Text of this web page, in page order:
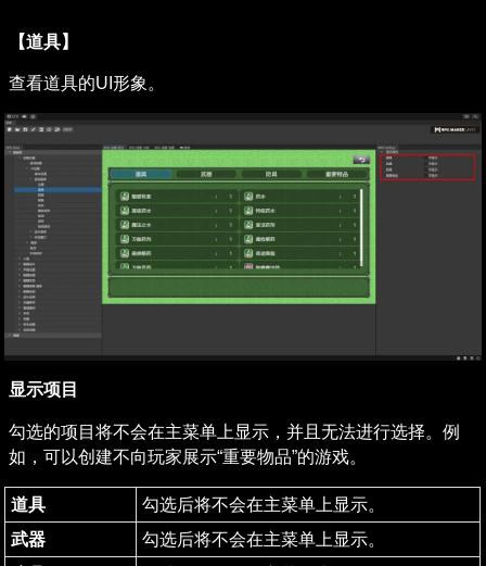
【道具】
查看道具的UI形象。
显示项目
勾选的项目将不会在主菜单上显示，并且无法进行选择。例
如，可以创建不向玩家展示“重要物品”的游戏。
道具
勾选后将不会在主菜单上显示。
武器
勾选后将不会在主菜单上显示。